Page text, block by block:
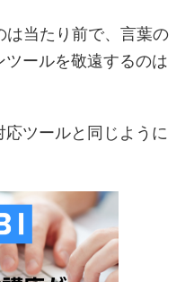
は当たり前で、言葉の
ールを敬遠するのは
ツールと同じように